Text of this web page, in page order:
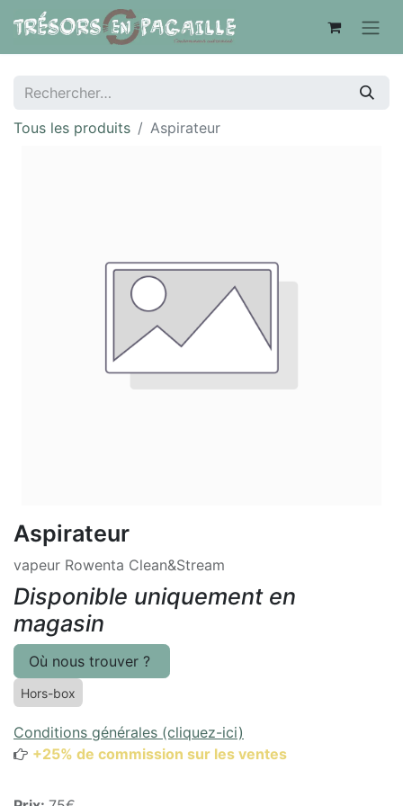
Tous les produits Aspirateur
Aspirateur
vapeur Rowenta Clean&Stream
Disponible uniquement en
magasin
Où nous trouver ?
Hors-box
Conditions générales (cliquez-ici)
+25% de commission sur les ventes